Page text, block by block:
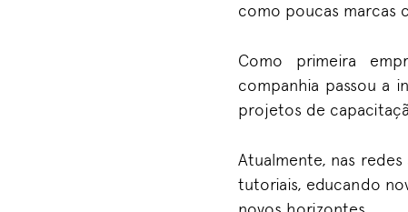
como poucas marcas
Como primeira
companhia passou a
projetos de
Atualmente, nas
tutoriais, educando